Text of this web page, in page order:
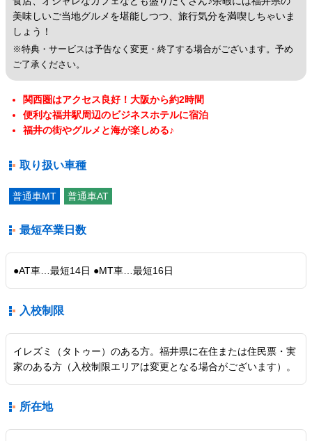
美味しいご当地グルメを堪能しつつ、旅行気分を満喫しちゃいま
しょう！
※特典・サービスは予告なく変更・終了する場合がございます。予め
ご了承ください。
関西圏はアクセス良好！大阪から約2時間
便利な福井駅周辺のビジネスホテルに宿泊
福井の街やグルメと海が楽しめる♪
取り扱い車種
普通車MT 普通車AT
最短卒業日数
●AT車…最短14日 ●MT車…最短16日
入校制限
イレズミ（タトゥー）のある方。福井県に在住または住民票・実
家のある方（入校制限エリアは変更となる場合がございます）。
所在地